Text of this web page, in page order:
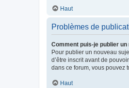
Haut
Problèmes de
Comment puis-je publier
Pour publier un nouveau
d’être inscrit avant de
dans ce forum, vous pouvez
Haut